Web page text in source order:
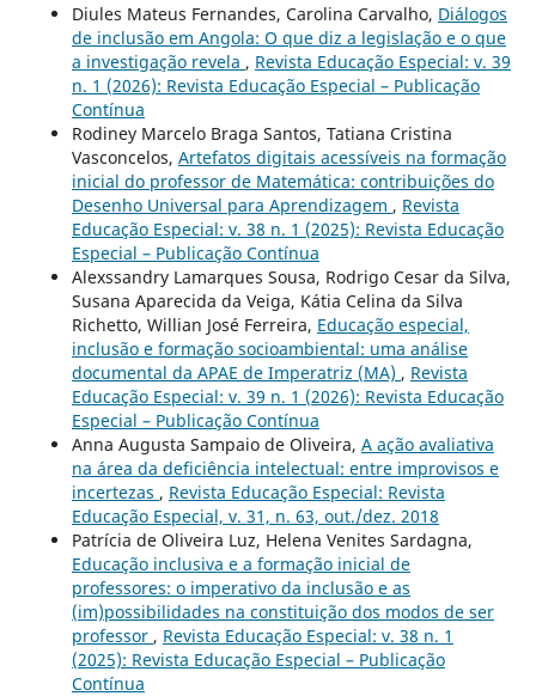
Diules Mateus Fernandes, Carolina Carvalho, Diálogos
de inclusão em Angola: O que diz a legislação e o que
a investigação revela , Revista Educação Especial: v. 39
n. 1 (2026): Revista Educação Especial – Publicação
Contínua
Rodiney Marcelo Braga Santos, Tatiana Cristina
Vasconcelos, Artefatos digitais acessíveis na formação
inicial do professor de Matemática: contribuições do
Desenho Universal para Aprendizagem , Revista
Educação Especial: v. 38 n. 1 (2025): Revista Educação
Especial – Publicação Contínua
Alexssandry Lamarques Sousa, Rodrigo Cesar da Silva,
Susana Aparecida da Veiga, Kátia Celina da Silva
Richetto, Willian José Ferreira, Educação especial,
inclusão e formação socioambiental: uma análise
documental da APAE de Imperatriz (MA) , Revista
Educação Especial: v. 39 n. 1 (2026): Revista Educação
Especial – Publicação Contínua
Anna Augusta Sampaio de Oliveira, A ação avaliativa
na área da deficiência intelectual: entre improvisos e
incertezas , Revista Educação Especial: Revista
Educação Especial, v. 31, n. 63, out./dez. 2018
Patrícia de Oliveira Luz, Helena Venites Sardagna,
Educação inclusiva e a formação inicial de
professores: o imperativo da inclusão e as
(im)possibilidades na constituição dos modos de ser
professor , Revista Educação Especial: v. 38 n. 1
(2025): Revista Educação Especial – Publicação
Contínua